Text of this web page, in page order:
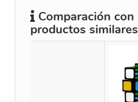
Comparación con
productos similares